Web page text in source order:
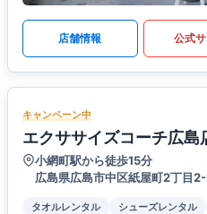
店舗情報 公式
キャンペーン中
エクササイズコーチ広島
小網町駅から徒歩15分
広島県広島市中区紙屋町2丁目
タオルレンタル シューズレンタル